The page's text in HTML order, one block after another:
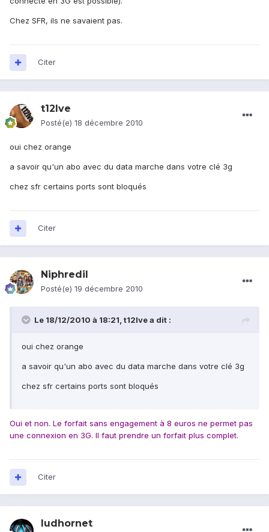
Chez SFR, ils ne savaient pas.
Citer
t12lve
Posté(e) 18 décembre 2010
oui chez orange
a savoir qu'un abo avec du data marche dans votre clé 3g
chez sfr certains ports sont bloqués
Citer
Niphredil
Posté(e) 19 décembre 2010
Le 18/12/2010 à 18:21, t12lve a dit :
oui chez orange
a savoir qu'un abo avec du data marche dans votre clé 3g
chez sfr certains ports sont bloqués
Oui et non. Le forfait sans engagement à 8 euros ne permet pas
une connexion en 3G. Il faut prendre un forfait plus complet.
Citer
ludhornet